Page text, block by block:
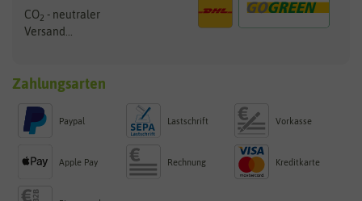
CO2 - neutraler
Versand...
Zahlungsarten
Paypal Lastschrift Vorkasse
Apple Pay Rechnung Kreditkarte